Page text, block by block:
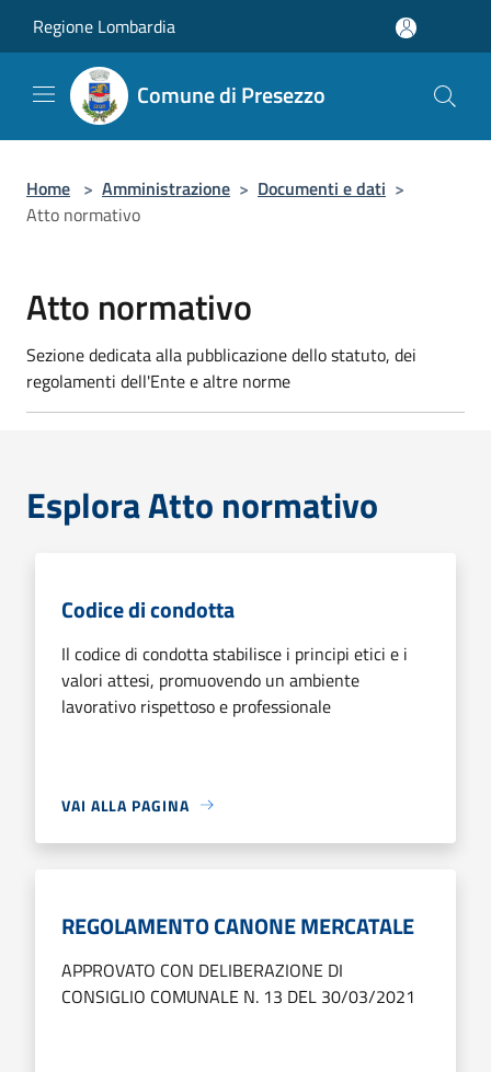
Regione Lombardia
Comune di Presezzo
Home > Amministrazione > Documenti e dati >
Atto normativo
Atto normativo
Sezione dedicata alla pubblicazione dello statuto, dei
regolamenti dell'Ente e altre norme
Esplora Atto normativo
Codice di condotta
Il codice di condotta stabilisce i principi etici e i
valori attesi, promuovendo un ambiente
lavorativo rispettoso e professionale
VAI ALLA PAGINA
REGOLAMENTO CANONE MERCATALE
APPROVATO CON DELIBERAZIONE DI
CONSIGLIO COMUNALE N. 13 DEL 30/03/2021